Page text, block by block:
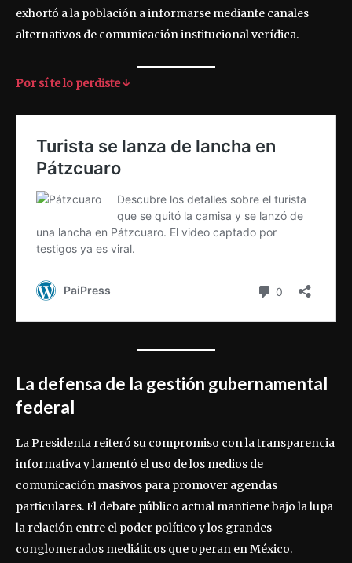
exhortó a la población a informarse mediante canales
alternativos de comunicación institucional verídica.
Por sí te lo perdiste ↓
La defensa de la gestión gubernamental
federal
La Presidenta reiteró su compromiso con la transparencia
informativa y lamentó el uso de los medios de
comunicación masivos para promover agendas
particulares. El debate público actual mantiene bajo la lupa
la relación entre el poder político y los grandes
conglomerados mediáticos que operan en México.